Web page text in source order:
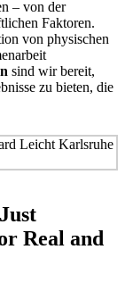
– von der
Faktoren.
von physischen
sind wir bereit,
zu bieten, die
Real and